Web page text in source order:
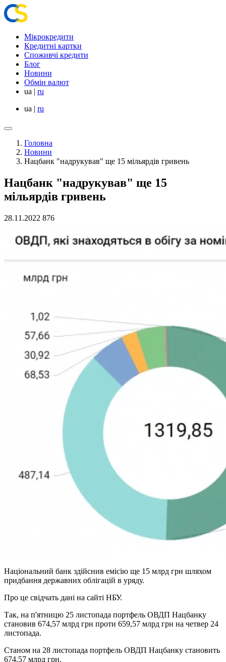
Мікрокредити
Кредитні картки
Споживчі кредити
Блог
Новини
Обмін валют
ua | ru
ua | ru
Головна
Новини
Нацбанк "надрукував" ще 15 мільярдів гривень
Нацбанк "надрукував" ще 15
мільярдів гривень
28.11.2022 876
Національний банк здійснив емісію ще 15 млрд грн шляхом
придбання державних облігацій в уряду.
Про це свідчать дані на сайті НБУ.
Так, на п'ятницю 25 листопада портфель ОВДП Нацбанку
становив 674,57 млрд грн проти 659,57 млрд грн на четвер 24
листопада.
Станом на 28 листопада портфель ОВДП Нацбанку становить
674,57 млрд грн.